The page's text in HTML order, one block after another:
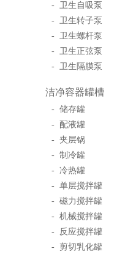
- 卫生自吸泵
- 卫生转子泵
- 卫生螺杆泵
- 卫生正弦泵
- 卫生隔膜泵
洁净容器罐槽
- 储存罐
- 配液罐
- 夹层锅
- 制冷罐
- 冷热罐
- 单层搅拌罐
- 磁力搅拌罐
- 机械搅拌罐
- 反应搅拌罐
- 剪切乳化罐